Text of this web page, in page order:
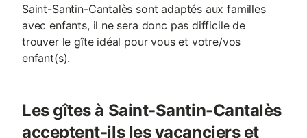
Saint-Santin-Cantalès sont adaptés aux familles
avec enfants, il ne sera donc pas difficile de
trouver le gîte idéal pour vous et votre/vos
enfant(s).
Les gîtes à Saint-Santin-Cantalès
acceptent-ils les vacanciers et